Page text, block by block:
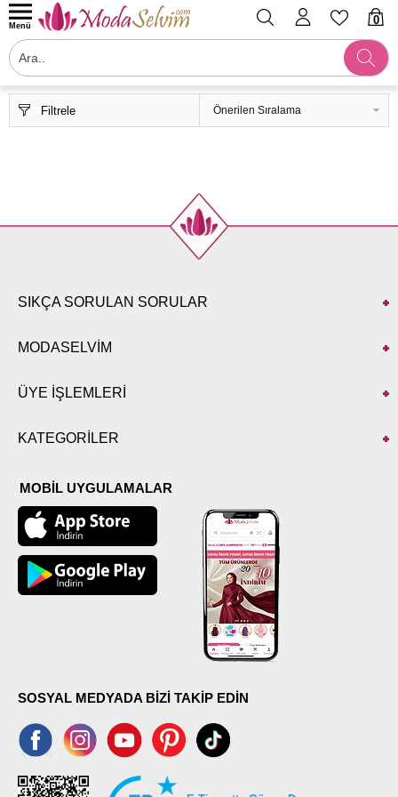
0
Menü
Filtrele
SIKÇA SORULAN SORULAR
MODASELVİM
ÜYE İŞLEMLERİ
KATEGORİLER
MOBİL UYGULAMALAR
SOSYAL MEDYADA BİZİ TAKİP EDİN